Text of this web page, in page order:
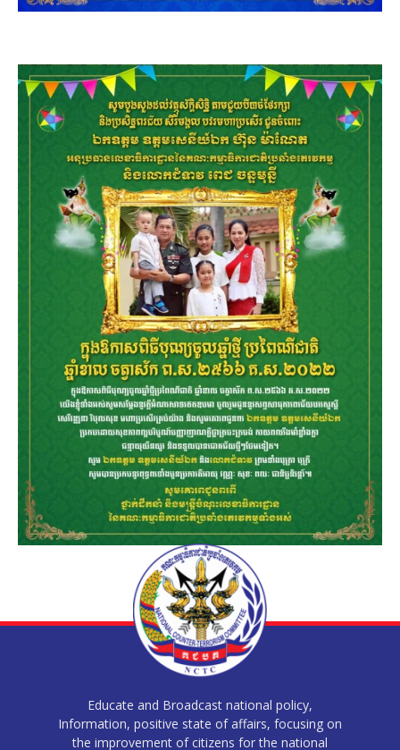
Educate and Broadcast national policy,
Information, positive state of affairs, focusing on
the improvement of citizens for the national